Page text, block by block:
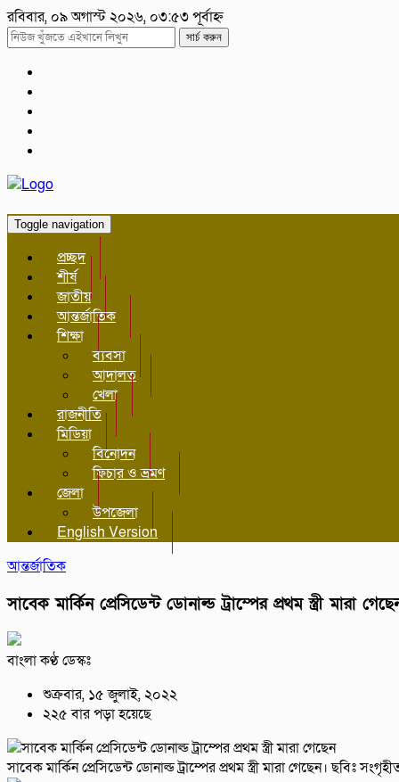
রবিবার, ০৯ অগাস্ট ২০২৬, ০৩:৫৩ পূর্বাহ্ন
সার্চ করুন
Toggle navigation
প্রচ্ছদ
শীর্ষ
জাতীয়
আন্তর্জাতিক
শিক্ষা
ব্যবসা
আদালত
খেলা
রাজনীতি
মিডিয়া
বিনোদন
ফিচার ও ভ্রমণ
জেলা
উপজেলা
English Version
আন্তর্জাতিক
সাবেক মার্কিন প্রেসিডেন্ট ডোনাল্ড ট্রাম্পের প্রথম স্ত্রী মারা
বাংলা কণ্ঠ ডেস্কঃ
শুক্রবার, ১৫ জুলাই, ২০২২
২২৫ বার পড়া হয়েছে
সাবেক মার্কিন প্রেসিডেন্ট ডোনাল্ড ট্রাম্পের প্রথম স্ত্রী মারা গেছেন। ছবিঃ